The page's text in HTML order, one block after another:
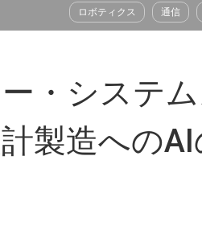
ロボティクス 通信
・システ
製造への